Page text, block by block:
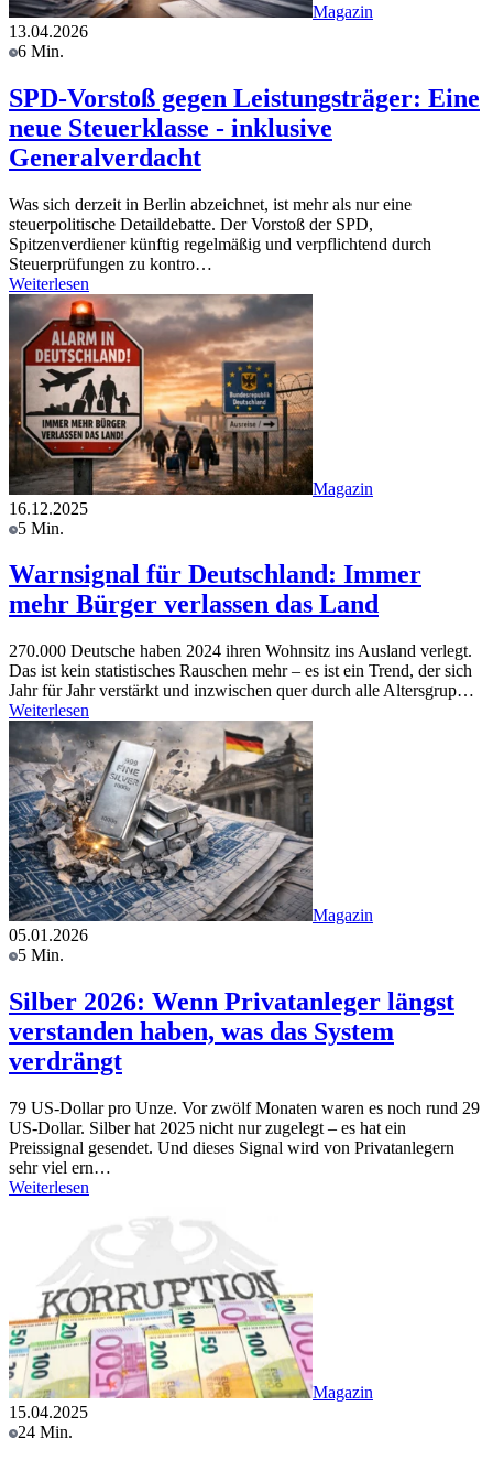
Magazin
13.04.2026
6 Min.
SPD-Vorstoß gegen Leistungsträger: Eine
neue Steuerklasse - inklusive
Generalverdacht
Was sich derzeit in Berlin abzeichnet, ist mehr als nur eine
steuerpolitische Detaildebatte. Der Vorstoß der SPD,
Spitzenverdiener künftig regelmäßig und verpflichtend durch
Steuerprüfungen zu kontro…
Weiterlesen
Magazin
16.12.2025
5 Min.
Warnsignal für Deutschland: Immer
mehr Bürger verlassen das Land
270.000 Deutsche haben 2024 ihren Wohnsitz ins Ausland verlegt.
Das ist kein statistisches Rauschen mehr – es ist ein Trend, der sich
Jahr für Jahr verstärkt und inzwischen quer durch alle Altersgrup…
Weiterlesen
Magazin
05.01.2026
5 Min.
Silber 2026: Wenn Privatanleger längst
verstanden haben, was das System
verdrängt
79 US-Dollar pro Unze. Vor zwölf Monaten waren es noch rund 29
US-Dollar. Silber hat 2025 nicht nur zugelegt – es hat ein
Preissignal gesendet. Und dieses Signal wird von Privatanlegern
sehr viel ern…
Weiterlesen
Magazin
15.04.2025
24 Min.